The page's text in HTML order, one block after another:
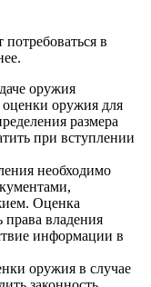
в
оружия
оценки оружия для
размера
при вступлении
необходимо
Оценка
права владения
информации в
оружия в случае